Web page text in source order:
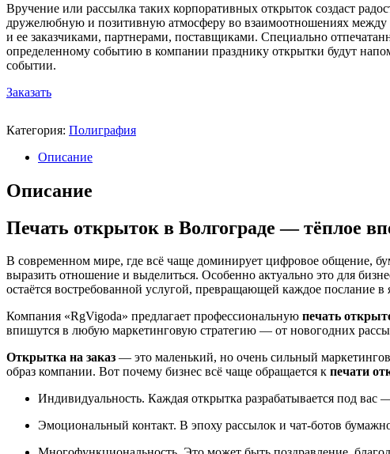
Вручение или рассылка таких корпоративных открыток создаст
дружелюбную и позитивную атмосферу во взаимоотношениях
и ее заказчиками, партнерами, поставщиками. Специально
определенному событию в компании празднику открытки будут
событии.
Заказать
Категория: Полиграфия
Описание
Описание
Печать открыток в Волгограде — тёплое
В современном мире, где всё чаще доминирует цифровое общение,
выразить отношение и выделиться. Особенно актуально это для
остаётся востребованной услугой, превращающей каждое послание в
Компания «RgVigoda» предлагает профессиональную печать
впишутся в любую маркетинговую стратегию — от новогодних
Открытка на заказ — это маленький, но очень сильный
образ компании. Вот почему бизнес всё чаще обращается к печати
Индивидуальность. Каждая открытка разрабатывается под
Эмоциональный контакт. В эпоху рассылок и чат-ботов